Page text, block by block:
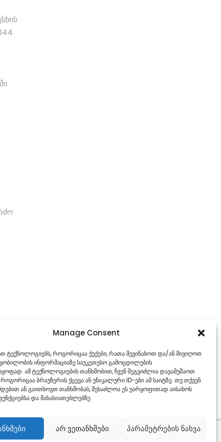
Manage Consent
ტექნოლოგიებს, როგორიცაა ქუქები, რათა შევინახოთ და/ან მივიღოთ
ინფორმაციაზე საუკეთესო გამოცდილების
ამ ტექნოლოგიების თანხმობით, ჩვენ შეგვიძლია დავამუშაოთ
როგორიცაა ბრაუზერის ქცევა ან უნიკალური ID-ები ამ საიტზე. თუ თქვენ
ან გაითხოვთ თანხმობას, შესაძლოა ეს უარყოფითად აისახოს
და მახასიათებლებზე.
არ ვეთანხმები პარამეტრების ნახვა